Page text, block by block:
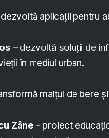
dezvoltă aplicații pentru
– dezvoltă soluții de
în mediul urban.
malțul de bere
Zâne – proiect